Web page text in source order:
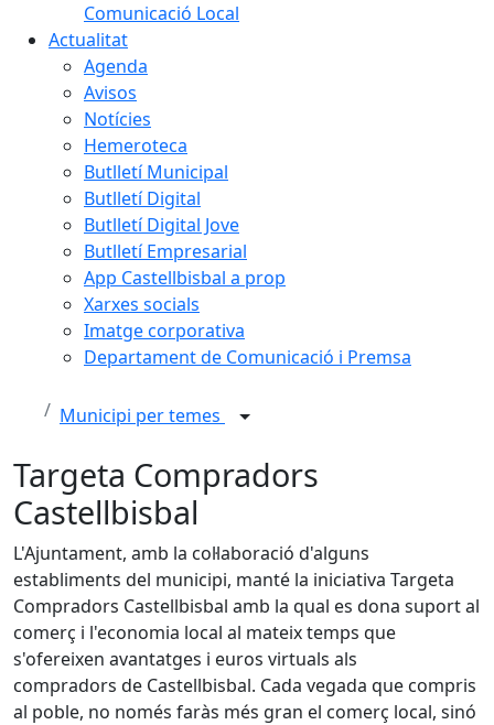
Comunicació Local
Actualitat
Agenda
Avisos
Notícies
Hemeroteca
Butlletí Municipal
Butlletí Digital
Butlletí Digital Jove
Butlletí Empresarial
App Castellbisbal a prop
Xarxes socials
Imatge corporativa
Departament de Comunicació i Premsa
Municipi per temes
Targeta Compradors
Castellbisbal
L'Ajuntament, amb la col·laboració d'alguns
establiments del municipi, manté la iniciativa Targeta
Compradors Castellbisbal amb la qual es dona suport al
comerç i l'economia local al mateix temps que
s'ofereixen avantatges i euros virtuals als
compradors de Castellbisbal. Cada vegada que compris
al poble, no només faràs més gran el comerç local, sinó